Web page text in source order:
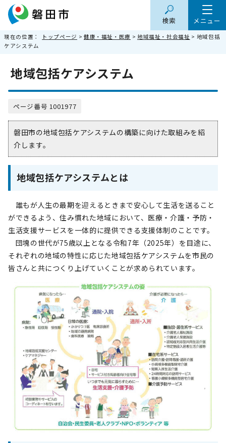
メニュー
検索
現在の位置： トップページ > 健康・福祉・医療 > 地域福祉・社会福祉 > 地域包括
ケアシステム
地域包括ケアシステム
ページ番号 1001977
磐田市の地域包括ケアシステムの構築に向けた取組みを紹
介します。
地域包括ケアシステムとは
誰もが人生の最期を迎えるときまで安心して生活を送ること
ができるよう、住み慣れた地域において、医療・介護・予防・
生活支援サービスを一体的に提供できる支援体制のことです。
団塊の世代が75歳以上となる令和7年（2025年）を目途に、
それぞれの地域の特性に応じた地域包括ケアシステムを市民の
皆さんと共につくり上げていくことが求められています。